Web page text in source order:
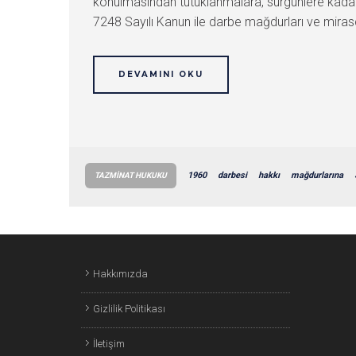
7248 Sayılı Kanun ile darbe mağdurları ve
DEVAMINI OKU
TAZMINAT HUKUKU 1960 darbesi hakkı mağdurlarına
Hakkımızda
Gizlilik Politikası
İletişim